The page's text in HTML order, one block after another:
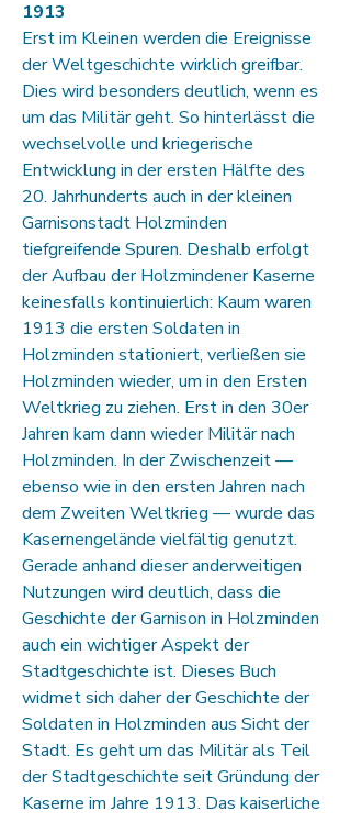
1913
Erst im Kleinen werden die Ereignisse
der Weltgeschichte wirklich greifbar.
Dies wird besonders deutlich, wenn es
um das Militär geht. So hinterlässt die
wechselvolle und kriegerische
Entwicklung in der ersten Hälfte des
20. Jahrhunderts auch in der kleinen
Garnisonstadt Holzminden
tiefgreifende Spuren. Deshalb erfolgt
der Aufbau der Holzmindener Kaserne
keinesfalls kontinuierlich: Kaum waren
1913 die ersten Soldaten in
Holzminden stationiert, verließen sie
Holzminden wieder, um in den Ersten
Weltkrieg zu ziehen. Erst in den 30er
Jahren kam dann wieder Militär nach
Holzminden. In der Zwischenzeit —
ebenso wie in den ersten Jahren nach
dem Zweiten Weltkrieg — wurde das
Kasernengelände vielfältig genutzt.
Gerade anhand dieser anderweitigen
Nutzungen wird deutlich, dass die
Geschichte der Garnison in Holzminden
auch ein wichtiger Aspekt der
Stadtgeschichte ist. Dieses Buch
widmet sich daher der Geschichte der
Soldaten in Holzminden aus Sicht der
Stadt. Es geht um das Militär als Teil
der Stadtgeschichte seit Gründung der
Kaserne im Jahre 1913. Das kaiserliche